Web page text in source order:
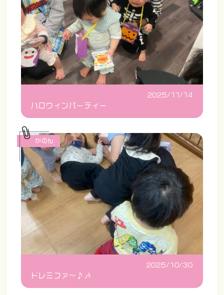
2025/11/14
ハロウィンパーティー
2025/10/30
ドレミファ〜♪🎶
かのん